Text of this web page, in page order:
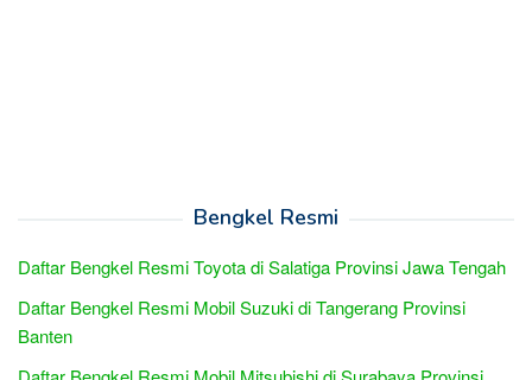
Bengkel Resmi
Daftar Bengkel Resmi Toyota di Salatiga Provinsi Jawa Tengah
Daftar Bengkel Resmi Mobil Suzuki di Tangerang Provinsi
Banten